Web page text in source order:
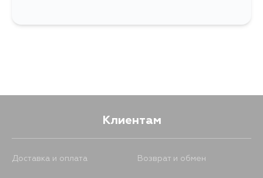
Клиентам
Доставка и оплата Возврат и обмен